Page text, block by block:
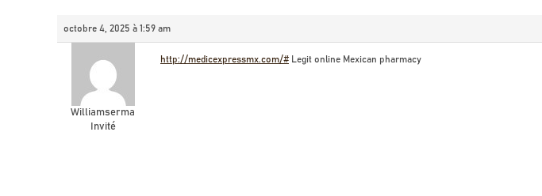
octobre 4, 2025 à 1:59 am
Williamserma
Invité
http://medicexpressmx.com/# Legit online Mexican pharmacy